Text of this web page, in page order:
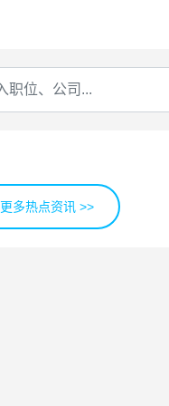
更多热点资讯 >>